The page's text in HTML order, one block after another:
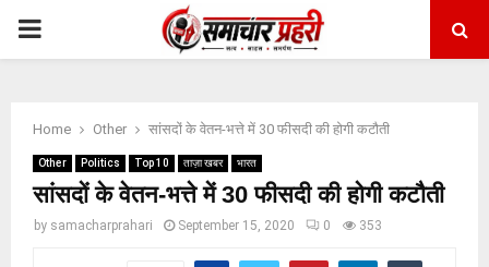
PRIMARY
Home Other सांसदों के वेतन-भत्ते में 30 फीसदी की होगी कटौती
Other Politics Top 10 ताज़ा खबर भारत
सांसदों के वेतन-भत्ते में 30 फीसदी की होगी कटौती
by samacharprahari September 15, 2020 0 353